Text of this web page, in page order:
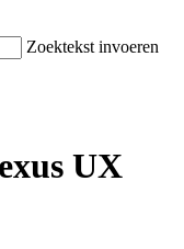
Zoektekst invoeren
UX